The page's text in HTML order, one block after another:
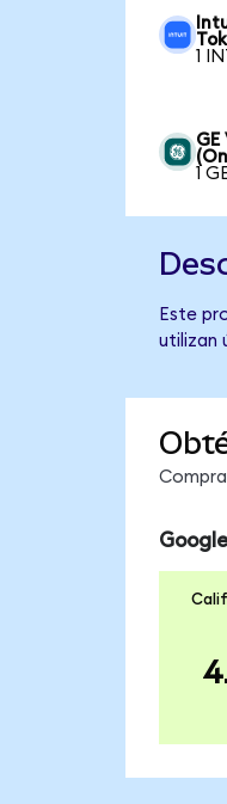
1
1
Este
utilizan